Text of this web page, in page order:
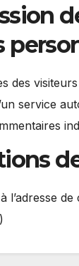
des
service
l’adresse